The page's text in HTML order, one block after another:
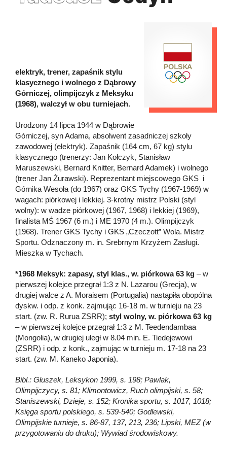
elektryk, trener, zapaśnik stylu
klasycznego i wolnego z Dąbrowy
Górniczej, olimpijczyk z Meksyku
(1968), walczył w obu turniejach.
Urodzony 14 lipca 1944 w Dąbrowie
Górniczej, syn Adama, absolwent zasadniczej szkoły
zawodowej (elektryk). Zapaśnik (164 cm, 67 kg) stylu
klasycznego (trenerzy: Jan Kołczyk, Stanisław
Maruszewski, Bernard Knitter, Bernard Adamek) i wolnego
(trener Jan Żurawski). Reprezentant miejscowego GKS i
Górnika Wesoła (do 1967) oraz GKS Tychy (1967-1969) w
wagach: piórkowej i lekkiej. 3-krotny mistrz Polski (styl
wolny): w wadze piórkowej (1967, 1968) i lekkiej (1969),
finalista MŚ 1967 (6 m.) i ME 1970 (4 m.). Olimpijczyk
(1968). Trener GKS Tychy i GKS „Czeczott” Wola. Mistrz
Sportu. Odznaczony m. in. Srebrnym Krzyżem Zasługi.
Mieszka w Tychach.
*1968 Meksyk: zapasy, styl klas., w. piórkowa 63 kg – w
pierwszej kolejce przegrał 1:3 z N. Lazarou (Grecja), w
drugiej walce z A. Moraisem (Portugalia) nastąpiła obopólna
dyskw. i odp. z konk. zajmując 16-18 m. w turnieju na 23
start. (zw. R. Rurua ZSRR); styl wolny, w. piórkowa 63 kg
– w pierwszej kolejce przegrał 1:3 z M. Teedendambaa
(Mongolia), w drugiej uległ w 8.04 min. E. Tiedejewowi
(ZSRR) i odp. z konk., zajmując w turnieju m. 17-18 na 23
start. (zw. M. Kaneko Japonia).
Bibl.: Głuszek, Leksykon 1999, s. 198; Pawlak,
Olimpijczycy, s. 81; Klimontowicz, Ruch olimpijski, s. 58;
Staniszewski, Dzieje, s. 152; Kronika sportu, s. 1017, 1018;
Księga sportu polskiego, s. 539-540; Godlewski,
Olimpijskie turnieje, s. 86-87, 137, 213, 236; Lipski, MEZ (w
przygotowaniu do druku); Wywiad środowiskowy.